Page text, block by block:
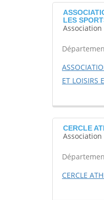
LES
ET LOISIRS
CERCLE
CERCLE